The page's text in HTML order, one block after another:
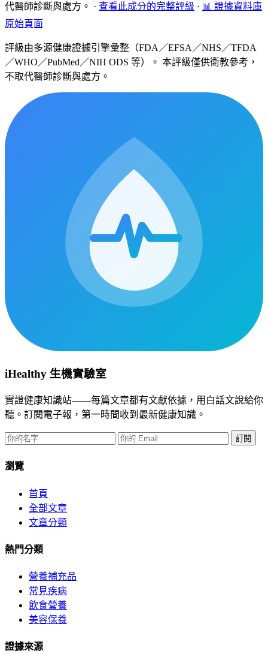
代醫師診斷與處方。 · 查看此成分的完整評級 · 📊 證據資料庫
原始頁面
評級由多源健康證據引擎彙整（FDA／EFSA／NHS／TFDA
／WHO／PubMed／NIH ODS 等）。 本評級僅供衛教參考，
不取代醫師診斷與處方。
iHealthy 生機實驗室
實證健康知識站——每篇文章都有文獻依據，用白話文說給你
聽。訂閱電子報，第一時間收到最新健康知識。
訂閱
瀏覽
首頁
全部文章
文章分類
熱門分類
營養補充品
常見疾病
飲食營養
美容保養
證據來源